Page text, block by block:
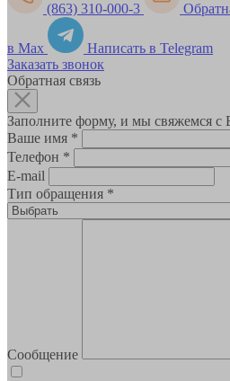
(863) 310-000-3
в Max
Написать в Telegram
Заказать звонок
Обратная связь
Заполните форму, и мы свяжемся
Ваше имя *
Телефон *
E-mail
Тип обращения *
Сообщение